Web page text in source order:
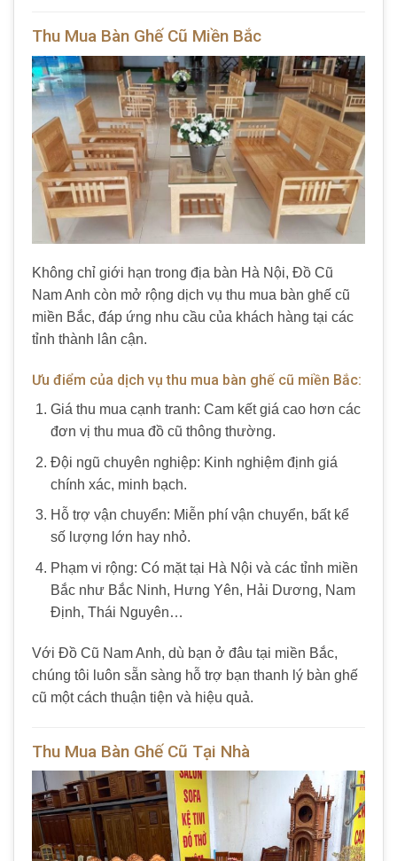
Thu Mua Bàn Ghế Cũ Miền Bắc
Không chỉ giới hạn trong địa bàn Hà Nội, Đồ Cũ
Nam Anh còn mở rộng dịch vụ thu mua bàn ghế cũ
miền Bắc, đáp ứng nhu cầu của khách hàng tại các
tỉnh thành lân cận.
Ưu điểm của dịch vụ thu mua bàn ghế cũ miền Bắc:
Giá thu mua cạnh tranh: Cam kết giá cao hơn các
đơn vị thu mua đồ cũ thông thường.
Đội ngũ chuyên nghiệp: Kinh nghiệm định giá
chính xác, minh bạch.
Hỗ trợ vận chuyển: Miễn phí vận chuyển, bất kể
số lượng lớn hay nhỏ.
Phạm vi rộng: Có mặt tại Hà Nội và các tỉnh miền
Bắc như Bắc Ninh, Hưng Yên, Hải Dương, Nam
Định, Thái Nguyên…
Với Đồ Cũ Nam Anh, dù bạn ở đâu tại miền Bắc,
chúng tôi luôn sẵn sàng hỗ trợ bạn thanh lý bàn ghế
cũ một cách thuận tiện và hiệu quả.
Thu Mua Bàn Ghế Cũ Tại Nhà